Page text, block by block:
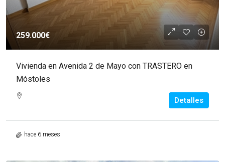
259.000€
Vivienda en Avenida 2 de Mayo con TRASTERO en
Móstoles
Detalles
hace 6 meses